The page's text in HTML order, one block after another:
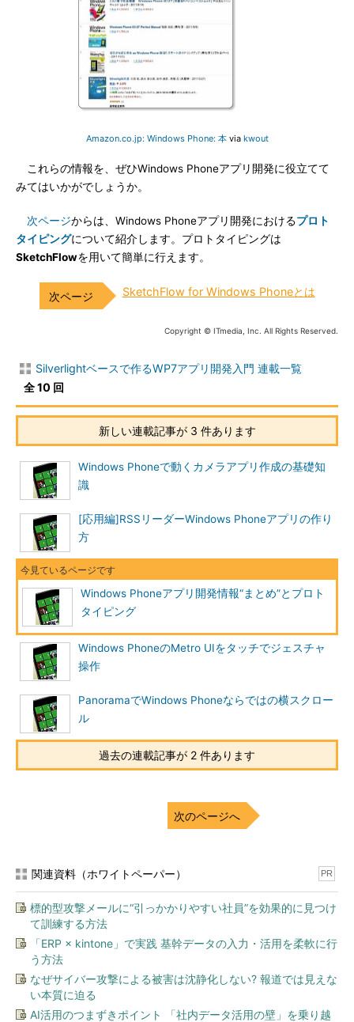
Amazon.co.jp: Windows Phone: 本via kwout
これらの情報を、ぜひWindows Phoneアプリ開発に役立てて
みてはいかがでしょうか。
次ページからは、Windows Phoneアプリ開発におけるプロト
タイピングについて紹介します。プロトタイピングは
SketchFlowを用いて簡単に行えます。
SketchFlow for Windows Phoneとは
Copyright © ITmedia, Inc. All Rights Reserved.
Silverlightベースで作るWP7アプリ開発入門 連載一覧
全 10 回
新しい連載記事が 3 件あります
Windows Phoneで動くカメラアプリ作成の基礎知
識
[応用編]RSSリーダーWindows Phoneアプリの作り
方
Windows Phoneアプリ開発情報“まとめ”とプロト
タイピング
Windows PhoneのMetro UIをタッチでジェスチャ
操作
PanoramaでWindows Phoneならではの横スクロー
ル
過去の連載記事が 2 件あります
次のページへ
関連資料（ホワイトペーパー） PR
標的型攻撃メールに“引っかかりやすい社員”を効果的に見つけ
て訓練する方法
「ERP × kintone」で実践 基幹データの入力・活用を柔軟に行
う方法
なぜサイバー攻撃による被害は沈静化しない? 報道では見えな
い本質に迫る
AI活用のつまずきポイント 「社内データ活用の壁」を乗り越